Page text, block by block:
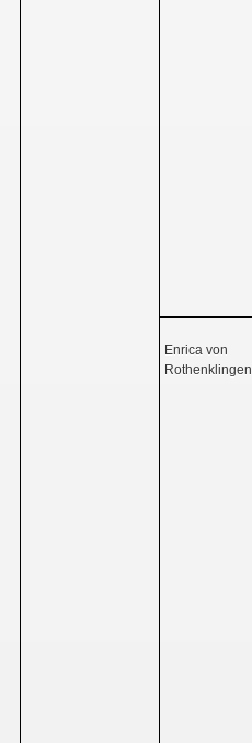
Enrica von
Rothenklingen